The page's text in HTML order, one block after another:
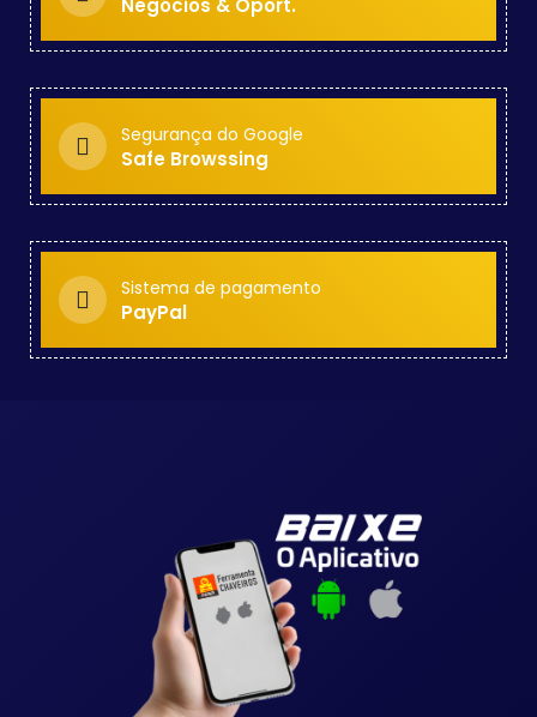
Negócios & Oport.
Segurança do Google
Safe Browssing
Sistema de pagamento
PayPal